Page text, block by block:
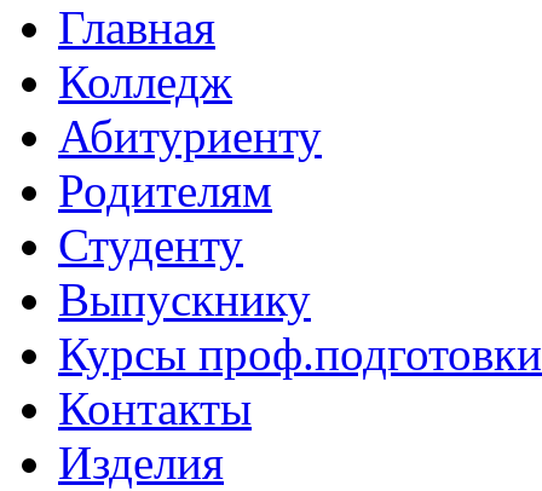
Главная
Колледж
Абитуриенту
Родителям
Студенту
Выпускнику
Курсы проф.подготовки
Контакты
Изделия